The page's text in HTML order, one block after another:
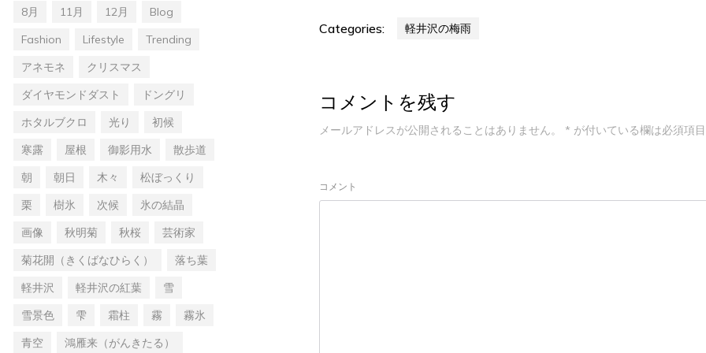
8月 11月 12月
Blog
Fashion
Lifestyle
Trending
アネモネ
クリスマス
ダイヤモンドダスト
ドングリ
ホタルブクロ
光り
初候
寒露
屋根 御影用水
散歩道
朝
朝日 木々
松ぼっくり
栗
樹氷 次候
氷の結晶
画像
秋明菊 秋桜
芸術家
菊花開（きくばなひらく）
落ち葉
軽井沢
軽井沢の紅葉
雪
雪景色
雫 霜柱 霧
霧氷
青空
鴻雁来（がんきたる）
Categories: 軽井沢の梅雨
コメントを残す
メールアドレスが公開されることはありません。 * が付いている欄は必須項
コメント